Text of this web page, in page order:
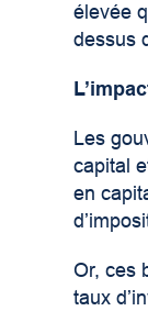
élevée
dessus
Les
capital
en
Or, ces
taux